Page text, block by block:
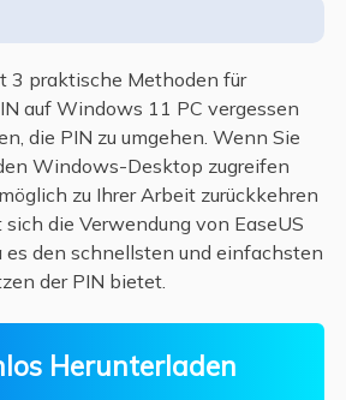
3 praktische Methoden für
auf Windows 11 PC vergessen
die PIN zu umgehen. Wenn Sie
Windows-Desktop zugreifen
zu Ihrer Arbeit zurückkehren
die Verwendung von EaseUS
es den schnellsten und einfachsten
der PIN bietet.
Herunterladen